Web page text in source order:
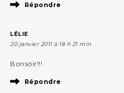
Répondre
LÉLIE
20 janvier 2011 à 18 h 21 min
Bonsoir!!!
Répondre